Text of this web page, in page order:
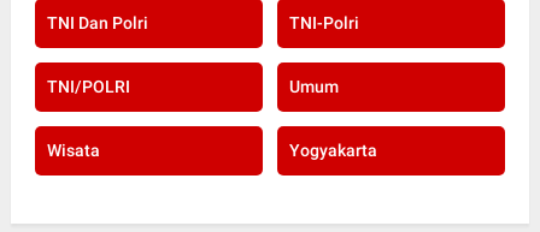
TNI Dan Polri TNI-Polri
TNI/POLRI Umum
Wisata Yogyakarta